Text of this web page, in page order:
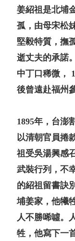
姜紹祖是北埔
孤，由母宋松
堅毅特質，撫
逝丈夫的承諾
中丁口稀微，
後曾遠赴福州
1895年，台澎
以清朝官員捲
祖受吳湯興感
武裝行列，不
的紹祖留書訣
埔姜家，他犧
人不勝唏噓。
牲，他寫下一